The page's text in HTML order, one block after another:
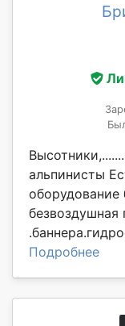
альпинисты
оборудование
Подробнее